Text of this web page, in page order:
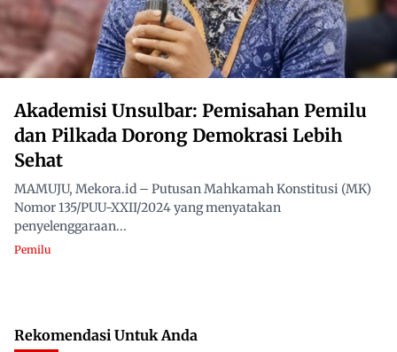
Akademisi Unsulbar: Pemisahan Pemilu
dan Pilkada Dorong Demokrasi Lebih
Sehat
MAMUJU, Mekora.id – Putusan Mahkamah Konstitusi (MK)
Nomor 135/PUU-XXII/2024 yang menyatakan
penyelenggaraan...
Pemilu
Rekomendasi Untuk Anda